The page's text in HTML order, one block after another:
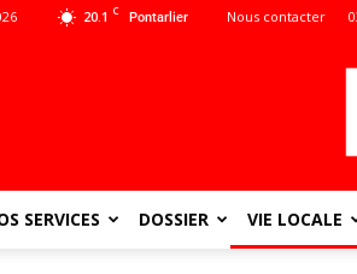
20.1 C Pontarlier Nous contacter
SERVICES DOSSIER VIE LOCALE